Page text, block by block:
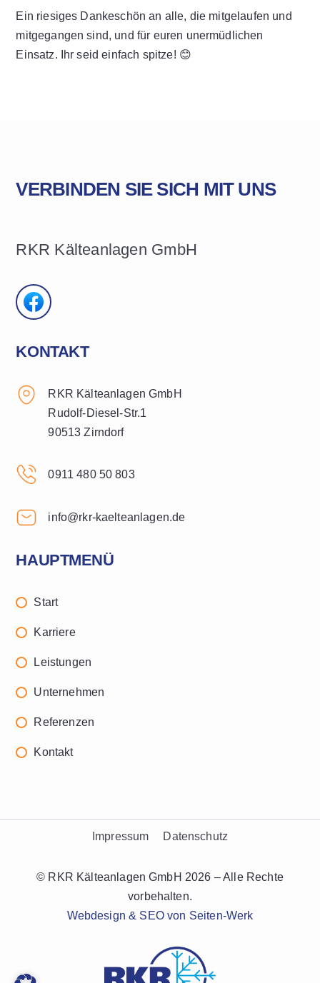
Ein riesiges Dankeschön an alle, die mitgelaufen und
mitgegangen sind, und für euren unermüdlichen
Einsatz. Ihr seid einfach spitze! 😊
VERBINDEN SIE SICH MIT UNS
RKR Kälteanlagen GmbH
KONTAKT
RKR Kälteanlagen GmbH
Rudolf-Diesel-Str.1
90513 Zirndorf
0911 480 50 803
info@rkr-kaelteanlagen.de
HAUPTMENÜ
Start
Karriere
Leistungen
Unternehmen
Referenzen
Kontakt
Impressum Datenschutz
© RKR Kälteanlagen GmbH 2026 – Alle Rechte
vorbehalten.
Webdesign & SEO von Seiten-Werk